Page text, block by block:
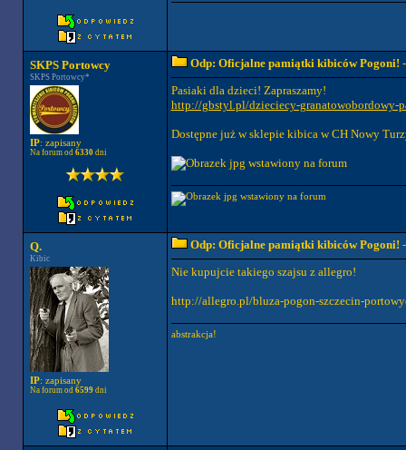
SKPS Portowcy
SKPS Portowcy*
IP: zapisany
Na forum od 6330dni
Odp: Oficjalne pamiątki kibiców Pogoni!
Pasiaki dla dzieci! Zapraszamy!
http://gbstyl.pl/dzieciecy-granatowobordowy-
Dostępne już w sklepie kibica w CH Nowy
Q.
Kibic
IP: zapisany
Na forum od 6599dni
Odp: Oficjalne pamiątki kibiców Pogoni!
Nie kupujcie takiego szajsu z allegro!
http://allegro.pl/bluza-pogon-szczecin-
abstrakcja!